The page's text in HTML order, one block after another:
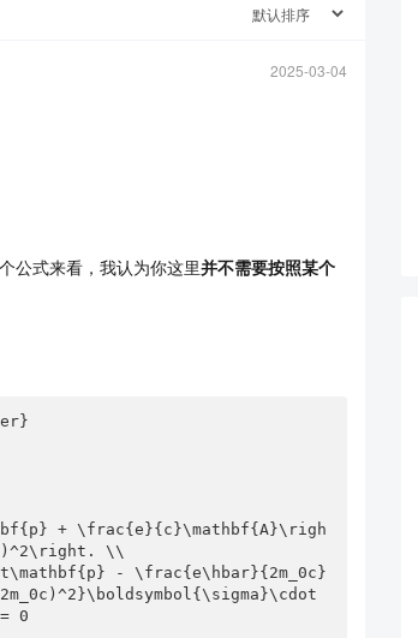
2025-03-04
公式来看，我认为你这里并不需要按照某个
\\
0